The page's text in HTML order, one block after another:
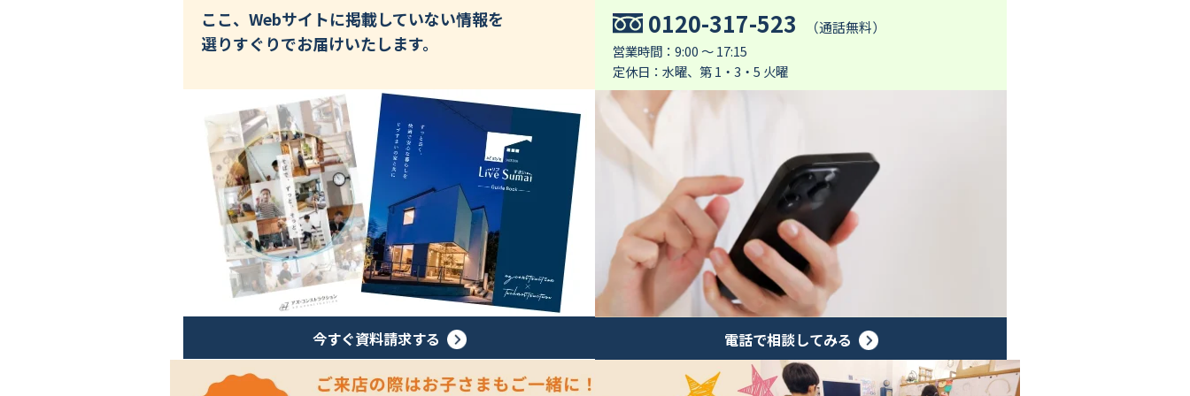
ここ、Webサイトに掲載していない情報を
選りすぐりでお届けいたします。
今すぐ資料請求する
0120-317-523
（通話無料）
営業時間：9:00 ～ 17:15
定休日：水曜、第 1・3・5 火曜
電話で相談してみる